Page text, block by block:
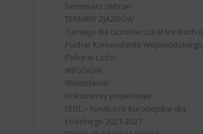
Terminarz zebrań
TERMINY ZJAZDÓW
Turnieju dla uczniów szkół średnich o
Puchar Komendanta Wojewódzkiego
Policji w Łodzi
WFOŚiGW
Wolontariat
Dokumenty projektowe
FEDL – Fundusze Europejskie dla
Łódzkiego 2021-2027